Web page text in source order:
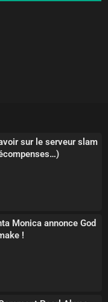
sur le serveur slam
Monica annonce God
!